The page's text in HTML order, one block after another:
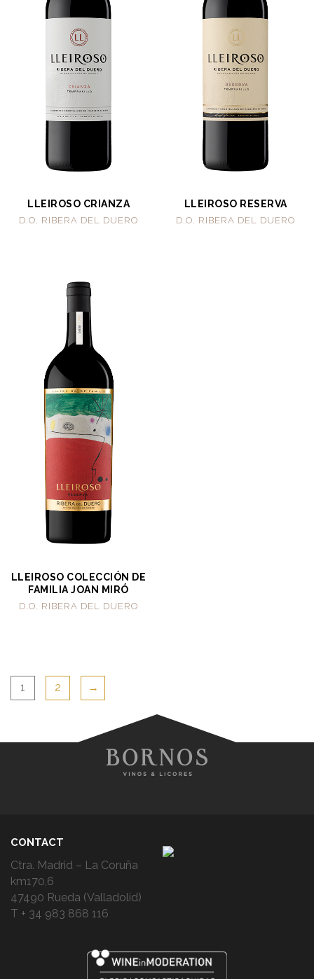
LLEIROSO CRIANZA
D.O. RIBERA DEL DUERO
LLEIROSO RESERVA
D.O. RIBERA DEL DUERO
LLEIROSO COLECCIÓN DE
FAMILIA JOAN MIRÓ
D.O. RIBERA DEL DUERO
1 2 →
CONTACT
Ctra. Madrid – La Coruña
km170,6
47490 Rueda (Valladolid)
T + 34 983 868 116